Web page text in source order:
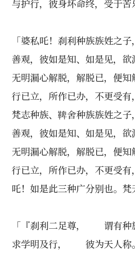
与护行，彼身坏命终，受于苦
「婆私吒！刹利种族族姓之
善观，彼如是知、如是见，欲
无明漏心解脱，解脱已，便
行已立，所作已办，不更受有
梵志种族、鞞舍种族族姓之
善观，彼如是知、如是见，欲
无明漏心解脱，解脱已，便
行已立，所作已办，不更受
吒！如是此三种广分别也。梵
「『刹利二足尊， 谓有种
求学明及行， 彼为天人称